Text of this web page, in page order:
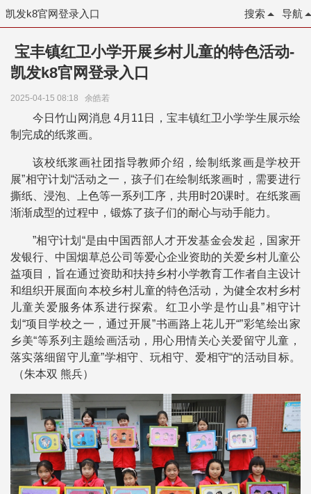
凯发k8官网登录入口 导航
搜索
宝丰镇红卫小学开展乡村儿童的特色活动-
凯发k8官网登录入口
2025-04-15 08:18 余皓若
今日竹山网消息 4月11日，宝丰镇红卫小学学生展示绘
制完成的纸浆画。
该校纸浆画社团指导教师介绍，绘制纸浆画是学校开
展”相守计划“活动之一，孩子们在绘制纸浆画时，需要进行
撕纸、浸泡、上色等一系列工序，共用时20课时。在纸浆画
渐渐成型的过程中，锻炼了孩子们的耐心与动手能力。
”相守计划“是由中国西部人才开发基金会发起，国家开
发银行、中国烟草总公司等爱心企业资助的关爱乡村儿童公
益项目，旨在通过资助和扶持乡村小学教育工作者自主设计
和组织开展面向本校乡村儿童的特色活动，为健全农村乡村
儿童关爱服务体系进行探索。红卫小学是竹山县”相守计
划“项目学校之一，通过开展”书画路上花儿开“”彩笔绘出家
乡美“等系列主题绘画活动，用心用情关心关爱留守儿童，
落实落细留守儿童”学相守、玩相守、爱相守“的活动目标。
（朱本双 熊兵）